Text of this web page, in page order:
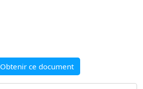
Obtenir ce document